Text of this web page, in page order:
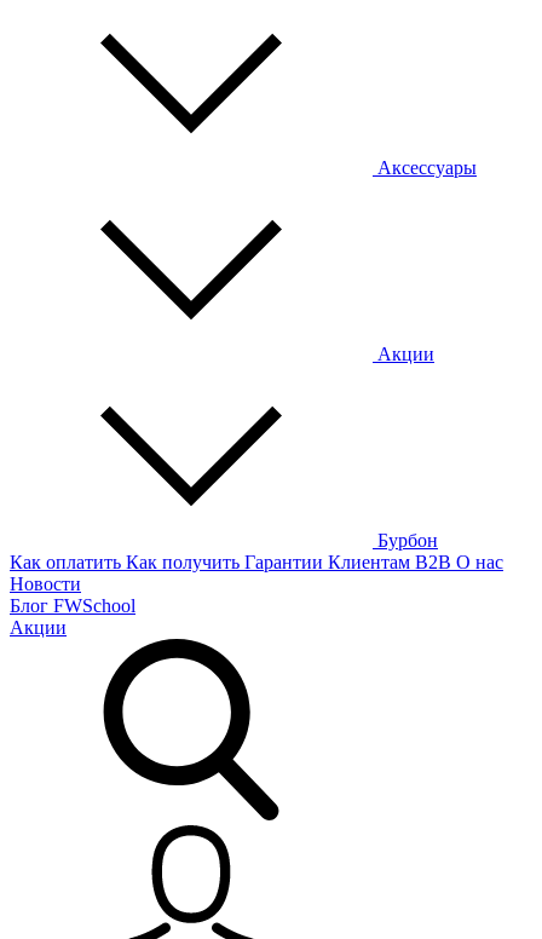
Аксессуары
Акции
Бурбон
Как оплатить Как получить Гарантии Клиентам B2B О нас
Новости
Блог FWSchool
Акции